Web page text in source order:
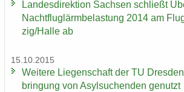
Lan­des­di­rek­ti­on Sach­sen schließt
Nacht­flug­lärm­be­las­tung 2014 am
zig/Halle ab
15.10.2015
Wei­te­re Lie­gen­schaft der TU
brin­gung von Asyl­su­chen­den ge­nutzt